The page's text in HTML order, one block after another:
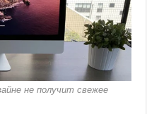
не получит свежее